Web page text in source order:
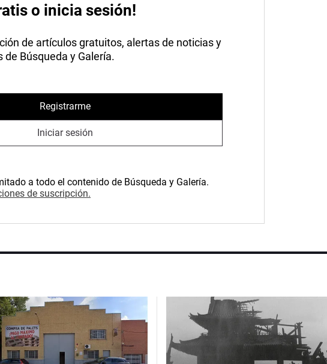
o inicia sesión!
de artículos gratuitos, alertas de noticias y
Búsqueda y Galería.
Registrarme
Iniciar sesión
a todo el contenido de Búsqueda y Galería.
de suscripción.